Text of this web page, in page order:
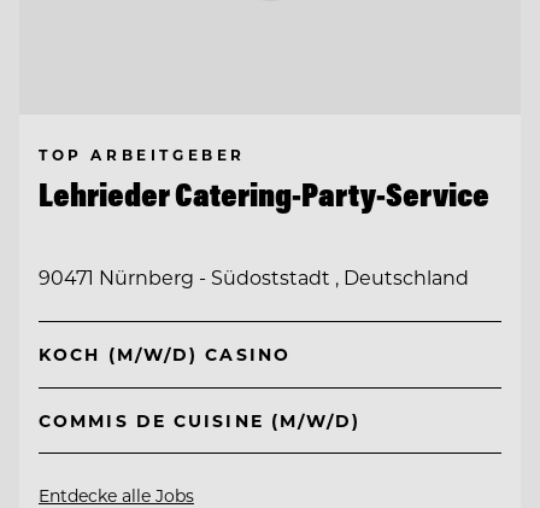
TOP ARBEITGEBER
Lehrieder Catering-Party-Service
90471 Nürnberg - Südoststadt , Deutschland
KOCH (M/W/D) CASINO
COMMIS DE CUISINE (M/W/D)
Entdecke alle Jobs